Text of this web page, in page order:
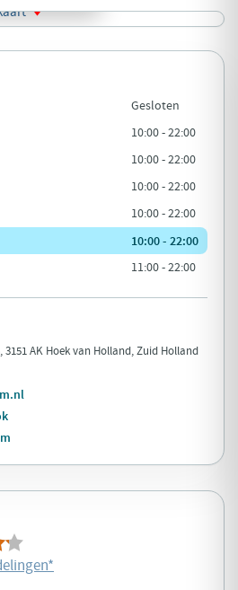
Gesloten
10:00 - 22:00
10:00 - 22:00
10:00 - 22:00
10:00 - 22:00
10:00 - 22:00
11:00 - 22:00
3151 AK Hoek van Holland, Zuid Holland
*